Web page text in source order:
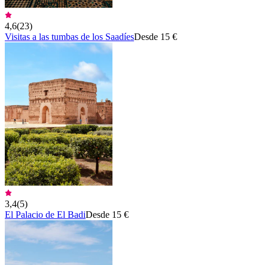
4,6(23)
Visitas a las tumbas de los SaadíesDesde 15 €
3,4(5)
El Palacio de El BadiDesde 15 €